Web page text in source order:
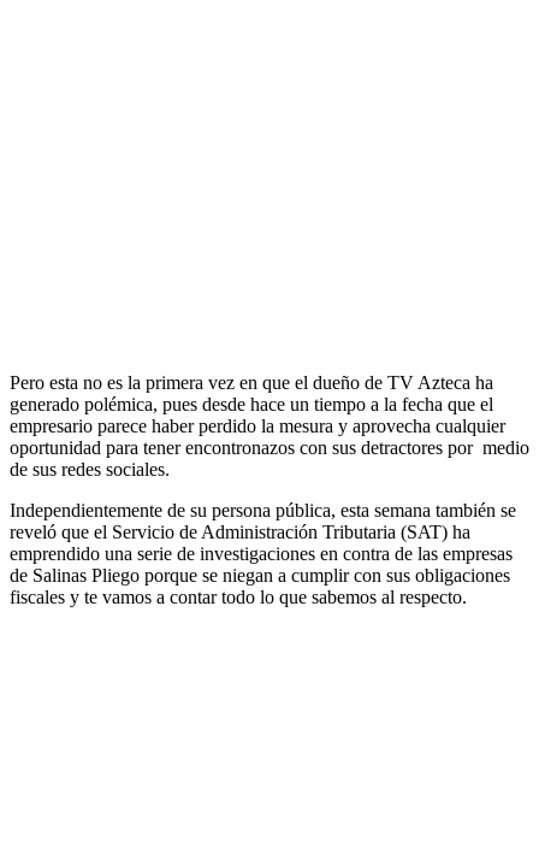
Pero esta no es la primera vez en que el dueño de TV Azteca ha
generado polémica, pues desde hace un tiempo a la fecha que el
empresario parece haber perdido la mesura y aprovecha cualquier
oportunidad para tener encontronazos con sus detractores por medio
de sus redes sociales.
Independientemente de su persona pública, esta semana también se
reveló que el Servicio de Administración Tributaria (SAT) ha
emprendido una serie de investigaciones en contra de las empresas
de Salinas Pliego porque se niegan a cumplir con sus obligaciones
fiscales y te vamos a contar todo lo que sabemos al respecto.